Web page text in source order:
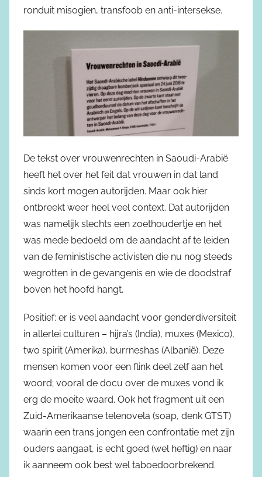
ronduit misogien, transfoob en anti-intersekse.
De tekst over vrouwenrechten in Saoudi-Arabië
heeft het over het feit dat vrouwen in dat land
sinds kort mogen autorijden. Maar ook hier
ontbreekt weer heel veel context. Dat autorijden
was namelijk slechts een zoethoudertje en het
was mede bedoeld om de aandacht af te leiden
van de feministische activisten die nu nog steeds
wegrotten in de gevangenis en wie de doodstraf
boven het hoofd hangt.
Positief: er is veel aandacht voor genderdiversiteit
in allerlei culturen – hijra’s (India), muxes (Mexico),
two spirit (Amerika), burrneshas (Albanië). Deze
mensen komen voor een flink deel zelf aan het
woord; vooral de docu over de muxes vond ik
erg de moeite waard. Ook het fragment uit een
Zuid-Amerikaanse telenovela (soap, denk GTST)
waarin een trans jongen een confrontatie met zijn
ouders aangaat, is echt goed (wel heftig) en naar
ik aanneem ook best wel taboedoorbrekend.